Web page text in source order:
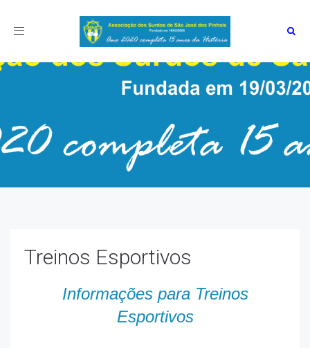
Toggle
Treinos Esportivos
Informações para Treinos
Esportivos